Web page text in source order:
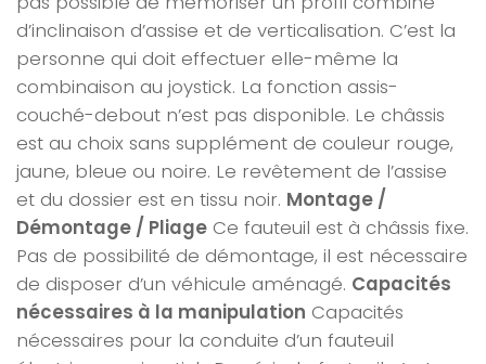
d’inclinaison d’assise et de verticalisation. C’est la
personne qui doit effectuer elle-même la
combinaison au joystick. La fonction assis-
couché-debout n’est pas disponible. Le châssis
est au choix sans supplément de couleur rouge,
jaune, bleue ou noire. Le revêtement de l’assise
et du dossier est en tissu noir. Montage /
Démontage / Pliage Ce fauteuil est à châssis fixe.
Pas de possibilité de démontage, il est nécessaire
de disposer d’un véhicule aménagé. Capacités
nécessaires à la manipulation Capacités
nécessaires pour la conduite d’un fauteuil